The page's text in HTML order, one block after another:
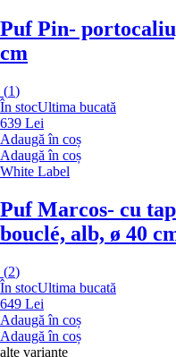
Puf Pin-
cm
(1)
În stocUltima bucată
639 Lei
Adaugă în coș
Adaugă în coș
White Label
Puf Marcos- cu
bouclé, alb, ø 40
(2)
În stocUltima bucată
649 Lei
Adaugă în coș
Adaugă în coș
alte variante